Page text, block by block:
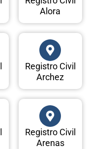
Alora
Registro Civil
Archez
Registro Civil
Arenas